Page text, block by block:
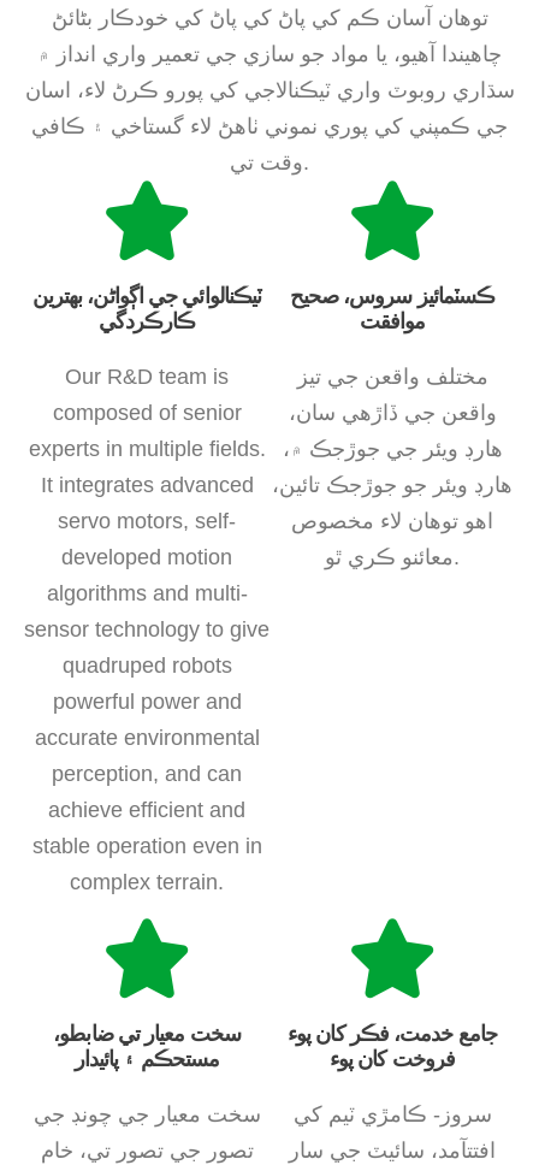
توهان آسان ڪم کي پاڻ کي پاڻ کي خودڪار بڻائڻ
چاهيندا آهيو، يا مواد جو سازي جي تعمير واري انداز ۾
سڌاري روبوٽ واري ٽيڪنالاجي کي پورو ڪرڻ لاء، اسان
جي ڪمپني کي پوري نموني ٺاهڻ لاء گستاخي ۽ ڪافي
وقت تي.
ٽيڪنالوائي جي اڳواڻن، بهترين
ڪارڪردگي
Our R&D team is
composed of senior
experts in multiple fields.
It integrates advanced
servo motors, self-
developed motion
algorithms and multi-
sensor technology to give
quadruped robots
powerful power and
accurate environmental
perception, and can
achieve efficient and
stable operation even in
complex terrain.
ڪسٽمائيز سروس، صحيح
موافقت
مختلف واقعن جي تيز
واقعن جي ڏاڙهي سان،
هارڊ ويئر جي جوڙجڪ ۾،
هارڊ ويئر جو جوڙجڪ تائين،
اهو توهان لاء مخصوص
معائنو ڪري ٿو.
سخت معيار تي ضابطو،
مستحڪم ۽ پائيدار
سخت معيار جي چونڊ جي
تصور جي تصور تي، خام
جامع خدمت، فڪر کان پوء
فروخت کان پوء
سروز- ڪامڙي ٽيم کي
افتتآمد، سائيٽ جي سار